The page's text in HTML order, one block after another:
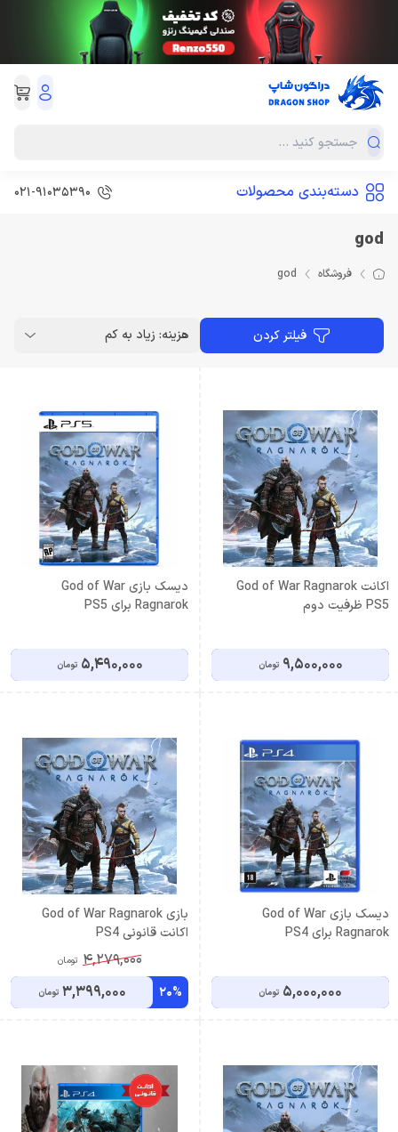
دسته‌بندی محصولات 021-91035390
god
فروشگاه god
فیلتر کردن هزینه: زیاد به کم
اكانت God of War Ragnarok
PS5 ظرفيت دوم
9,500,000 تومان
دیسک بازی God of War
Ragnarok برای PS5
5,490,000 تومان
دیسک بازی God of War
Ragnarok برای PS4
5,000,000 تومان
بازی God of War Ragnarok
اکانت قانونی PS4
4,279,000 تومان
20%
3,399,000 تومان